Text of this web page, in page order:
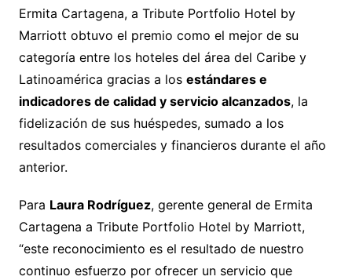
Ermita Cartagena, a Tribute Portfolio Hotel by
Marriott obtuvo el premio como el mejor de su
categoría entre los hoteles del área del Caribe y
Latinoamérica gracias a los estándares e
indicadores de calidad y servicio alcanzados, la
fidelización de sus huéspedes, sumado a los
resultados comerciales y financieros durante el año
anterior.
Para Laura Rodríguez, gerente general de Ermita
Cartagena a Tribute Portfolio Hotel by Marriott,
“este reconocimiento es el resultado de nuestro
continuo esfuerzo por ofrecer un servicio que